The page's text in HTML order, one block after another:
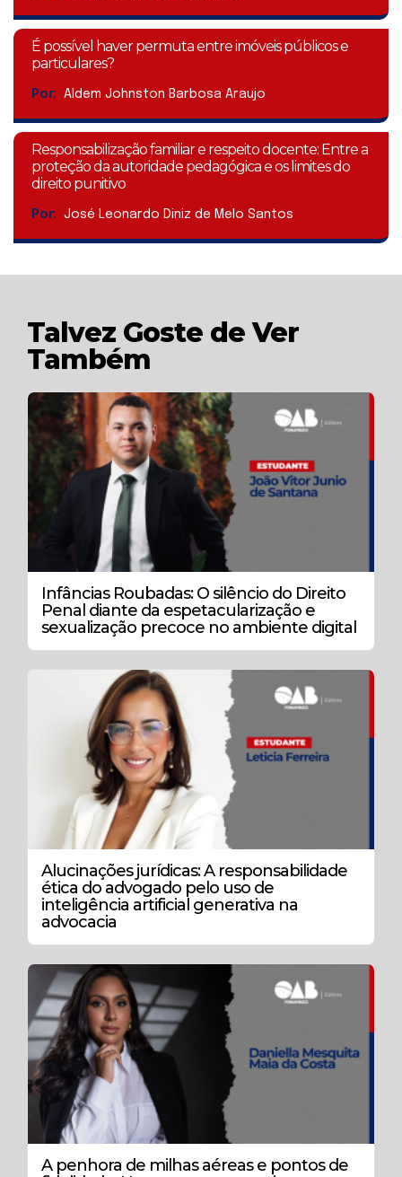
É possível haver permuta entre imóveis públicos e
particulares?
Por: Aldem Johnston Barbosa Araujo
Responsabilização familiar e respeito docente: Entre a
proteção da autoridade pedagógica e os limites do
direito punitivo
Por: José Leonardo Diniz de Melo Santos
Talvez Goste de Ver
Também
Infâncias Roubadas: O silêncio do Direito
Penal diante da espetacularização e
sexualização precoce no ambiente digital
Alucinações jurídicas: A responsabilidade
ética do advogado pelo uso de
inteligência artificial generativa na
advocacia
A penhora de milhas aéreas e pontos de